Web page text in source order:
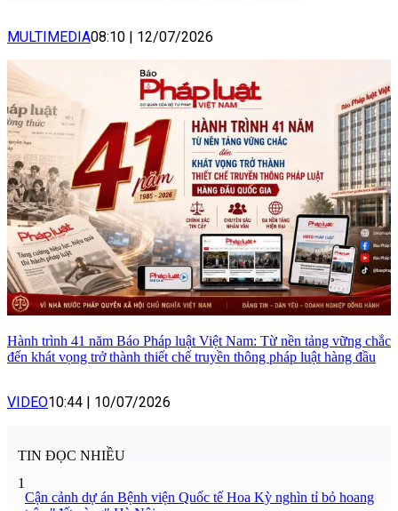
MULTIMEDIA08:10 | 12/07/2026
Hành trình 41 năm Báo Pháp luật Việt Nam: Từ nền tảng vững chắc
đến khát vọng trở thành thiết chế truyền thông pháp luật hàng đầu
VIDEO10:44 | 10/07/2026
TIN ĐỌC NHIỀU
1
Cận cảnh dự án Bệnh viện Quốc tế Hoa Kỳ nghìn tỉ bỏ hoang